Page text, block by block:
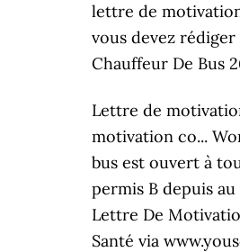
lettre de
vous devez
Chauffeur De Bus
Lettre de
motivation co...
bus est ouvert à
permis B depuis
Lettre De
Santé via